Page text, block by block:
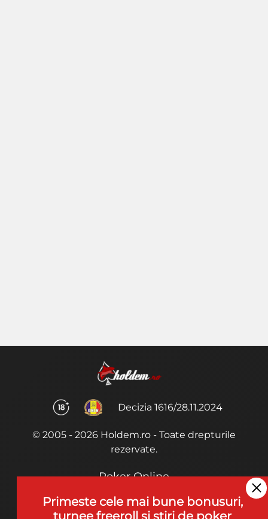
Decizia 1616/28.11.2024
© 2005 - 2026 Holdem.ro - Toate drepturile
rezervate.
Poker Online
Termeni si Conditii
Primeste cele mai bune bonusuri,
turnee freeroll si stiri de poker